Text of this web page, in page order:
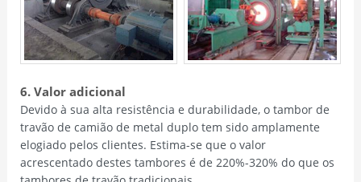
6. Valor adicional
Devido à sua alta resistência e durabilidade, o tambor de
travão de camião de metal duplo tem sido amplamente
elogiado pelos clientes. Estima-se que o valor
acrescentado destes tambores é de 220%-320% do que os